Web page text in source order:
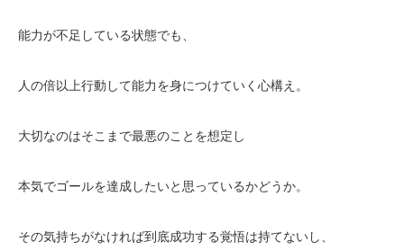
能力が不足している状態でも、
人の倍以上行動して能力を身につけていく心構え。
大切なのはそこまで最悪のことを想定し
本気でゴールを達成したいと思っているかどうか。
その気持ちがなければ到底成功する覚悟は持てないし、